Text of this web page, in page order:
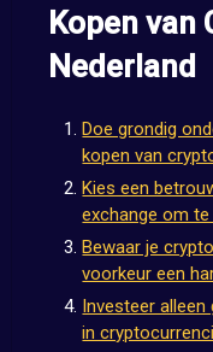
Kopen
Nederland
Doe grondig
kopen van
Kies een
exchange om te
Bewaar je
voorkeur een
Investeer alleen
in